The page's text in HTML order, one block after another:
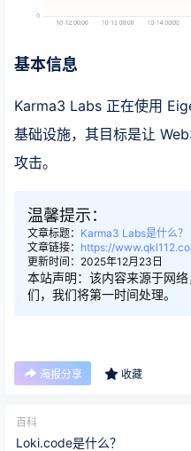
基本信息
Karma3 Labs 正在使用
基础设施，其目标是让
攻击。
温馨提示：
文章标题： Karma3 Labs是什么？
文章链接： https://
更新时间：2025年12月23日
本站声明：该内容来源于网
们，我们将第一时间处理。
海报分享 收藏
百科
Loki.code是什么？